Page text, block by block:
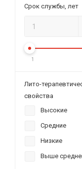
Шторм
Noname
ИзиСтим
Гранит Люкс
Дунит
Хромит
Фарфор
Змеевик
Оливин
Срок службы, лет
1
Лито-
свойства
Высокие
Средние
Низкие
Выше